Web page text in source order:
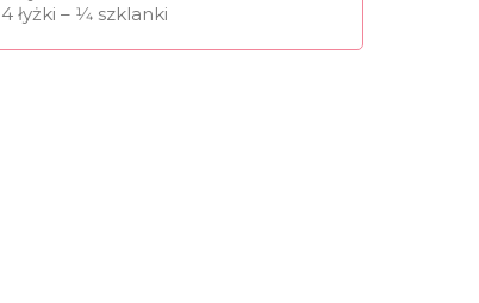
4 łyżki – 1⁄4 szklanki